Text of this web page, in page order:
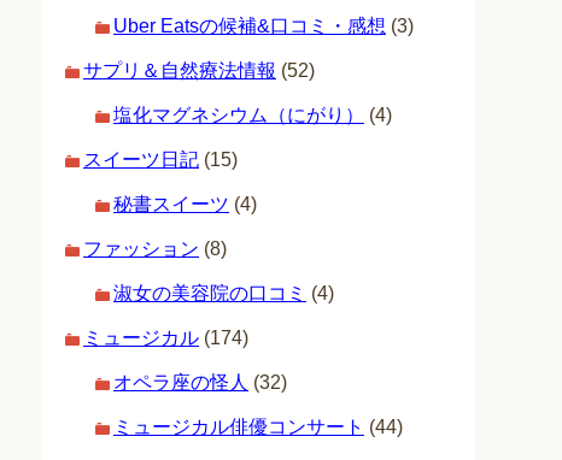
Uber Eatsの候補&口コミ・感想 (3)
サプリ＆自然療法情報 (52)
塩化マグネシウム（にがり） (4)
スイーツ日記 (15)
秘書スイーツ (4)
ファッション (8)
淑女の美容院の口コミ (4)
ミュージカル (174)
オペラ座の怪人 (32)
ミュージカル俳優コンサート (44)